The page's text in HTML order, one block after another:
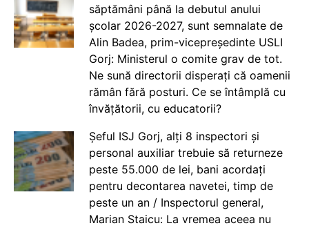
săptămâni până la debutul anului
școlar 2026-2027, sunt semnalate de
Alin Badea, prim-vicepreședinte USLI
Gorj: Ministerul o comite grav de tot.
Ne sună directorii disperați că oamenii
rămân fără posturi. Ce se întâmplă cu
învățătorii, cu educatorii?
Șeful ISJ Gorj, alți 8 inspectori și
personal auxiliar trebuie să returneze
peste 55.000 de lei, bani acordați
pentru decontarea navetei, timp de
peste un an / Inspectorul general,
Marian Staicu: La vremea aceea nu